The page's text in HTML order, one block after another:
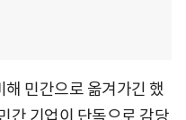
민간으로 옮겨가긴 했
간 기업이 단독으로 감당